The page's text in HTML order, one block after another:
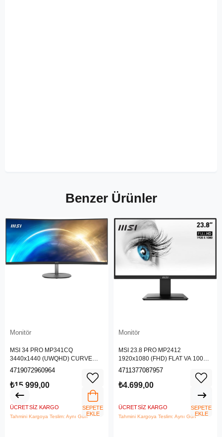
Benzer Ürünler
Monitör
MSI 34 PRO MP341CQ
3440x1440 (UWQHD) CURVE
1500R VA 100HZ 1MS ANTI-
4719072960964
₺15.999,00
ÜCRETSIZ KARGO
Tahmini Kargoya Teslim: Aynı Gün
SEPETE
EKLE
Monitör
MSI 23.8 PRO MP2412
1920x1080 (FHD) FLAT VA 100HZ
1MS ANTI-GLARE MONITOR
4711377087957
₺4.699,00
ÜCRETSIZ KARGO
Tahmini Kargoya Teslim: Aynı Gün
SEPETE
EKLE